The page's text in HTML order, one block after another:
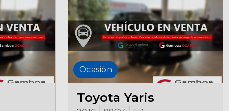
Ocasión
Toyota Yaris